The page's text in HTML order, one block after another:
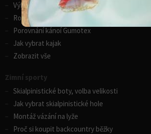
Výběr pádla na paddleboard
Rozdíly v paddleboardech
Porovnání kánoí Gumotex
Jak vybrat kajak
Zobrazit vše
Zimní sporty
Skialpinistické boty, volba velikosti
Jak vybrat skialpinistické hole
Montáž vázání na lyže
Proč si koupit backcountry běžky